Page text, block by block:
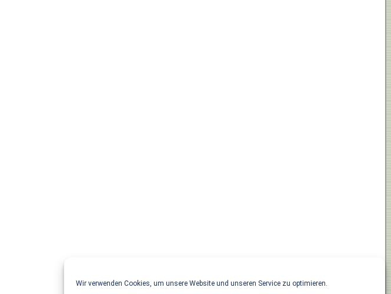
Wir verwenden Cookies, um unsere Website und unseren Service zu optimieren.